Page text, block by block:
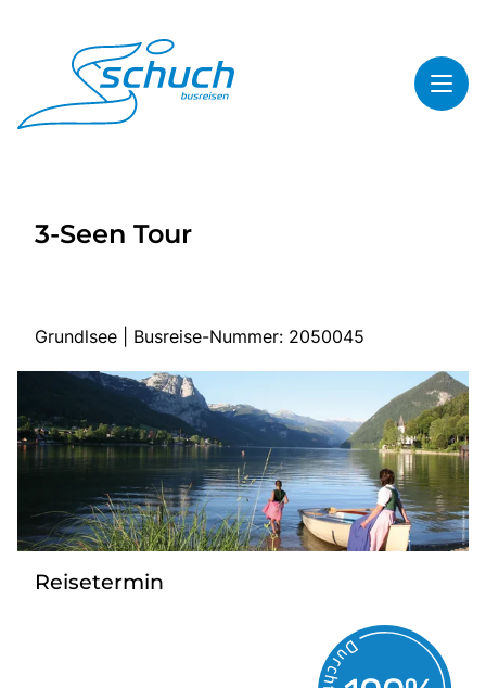
Highlights
Start
Busreisen
Bus mieten
Gutscheine
Kontakt
3-Seen Tour
Grundlsee | Busreise-Nummer: 2050045
Reisetermin